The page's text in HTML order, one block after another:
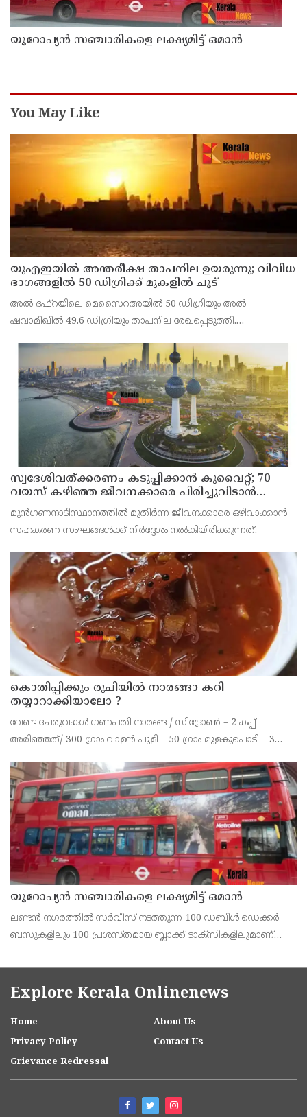
യൂറോപ്യന്‍ സഞ്ചാരികളെ ലക്ഷ്യമിട്ട് ഒമാന്‍
You May Like
യുഎഇയില്‍ അന്തരീക്ഷ താപനില ഉയരുന്നു; വിവിധ
ഭാഗങ്ങളില്‍ 50 ഡിഗ്രിക്ക് മുകളില്‍ ചൂട്
അല്‍ ദഫ്റയിലെ മെസൈറഅയില്‍ 50 ഡിഗ്രിയും അല്‍
ഷവാമിഖില്‍ 49.6 ഡിഗ്രിയും താപനില രേഖപ്പെടുത്തി.
വന്‍ തോതില്‍ ചൂട് അനുഭവപ്പെട്ടത്.
സ്വദേശിവത്ക്കരണം കടുപ്പിക്കാന്‍ കുവൈറ്റ്; 70
വയസ് കഴിഞ്ഞ ജീവനക്കാരെ പിരിച്ചുവിടാന്‍
തീരുമാനം
മുന്‍ഗണനാടിസ്ഥാനത്തില്‍ മുതിര്‍ന്ന ജീവനക്കാരെ ഒഴിവാക്കാന്‍
സഹകരണ സംഘങ്ങള്‍ക്ക് നിര്‍ദ്ദേശം നല്‍കിയിരിക്കുന്നത്.
കൊതിപ്പിക്കും രുചിയിൽ നാരങ്ങാ കറി
തയ്യാറാക്കിയാലോ ?
വേണ്ട ചേരുവകൾ ഗണപതി നാരങ്ങ / സിട്രോൺ – 2 കപ്പ്
അരിഞ്ഞത്/ 300 ഗ്രാം വാളൻ പുളി – 50 ഗ്രാം മുളകുപൊടി – 3
– ഒരു ചെറിയ കഷണം വെളുത്തുള്ളി – 10 മുതൽ
യൂറോപ്യന്‍ സഞ്ചാരികളെ ലക്ഷ്യമിട്ട് ഒമാന്‍
ലണ്ടന്‍ നഗരത്തില്‍ സര്‍വീസ് നടത്തുന്ന 100 ഡബിള്‍ ഡെക്കര്‍
ബസുകളിലും 100 പ്രശസ്തമായ ബ്ലാക്ക് ടാക്‌സികളിലുമാണ്
പതിപ്പിച്ചിരിക്കുന്നത്.
Explore Kerala Onlinenews
Home
About Us
Privacy Policy
Contact Us
Grievance Redressal